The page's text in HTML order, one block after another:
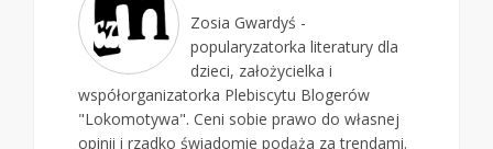
Zosia Gwardyś -
popularyzatorka literatury dla
dzieci, założycielka i
współorganizatorka Plebiscytu Blogerów
"Lokomotywa". Ceni sobie prawo do własnej
opinii i rzadko świadomie podąża za trendami.